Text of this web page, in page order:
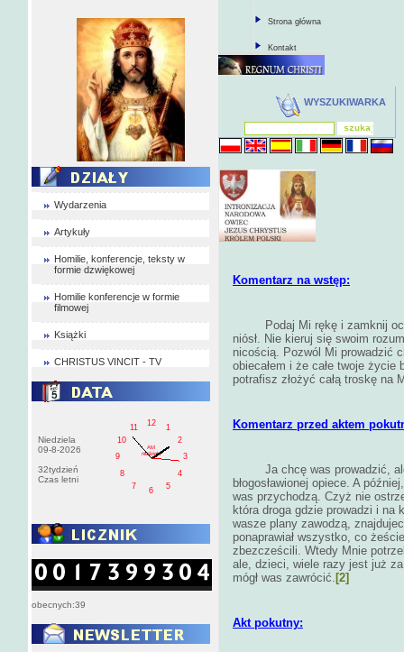
Wydarzenia
Artykuły
Homilie, konferencje, teksty w
formie dzwiękowej
Homilie konferencje w formie
filmowej
Książki
CHRISTUS VINCIT - TV
Niedziela
09-8-2026
32tydzień
Czas letni
1
2
3
4
5
6
7
8
9
10
11
12
AM
niedziela
obecnych:39
Strona główna
Kontakt
WYSZUKIWARKA
Komentarz na wstęp:
Podaj Mi rękę i zamknij
niósł. Nie kieruj się swoim
nicością. Pozwól Mi prowadzić
obiecałem i że całe twoje
potrafisz złożyć całą troskę na
Komentarz przed aktem
Ja chcę was prowadzić,
błogosławionej opiece. A
was przychodzą. Czyż nie
która droga gdzie prowadzi i na
wasze plany zawodzą,
ponaprawiał wszystko, co
zbezcześcili. Wtedy Mnie
ale, dzieci, wiele razy jest już
mógł was zawrócić. [2]
Akt pokutny: